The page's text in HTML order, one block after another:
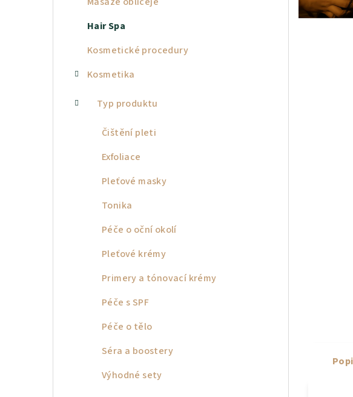
Hair Spa
Kosmetické procedury
Kosmetika
Typ produktu
Čištění pleti
Exfoliace
Pleťové masky
Tonika
Péče o oční okolí
Pleťové krémy
Primery a tónovací krémy
Péče s SPF
Péče o tělo
Séra a boostery
Výhodné sety